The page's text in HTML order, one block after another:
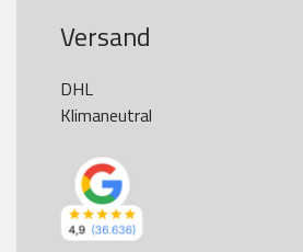
Versand
DHL
Klimaneutral